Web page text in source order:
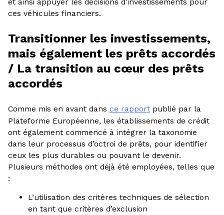
et ainsi appuyer les décisions d’investissements pour
ces véhicules financiers.
Transitionner les investissements,
mais également les prêts accordés
/ La transition au cœur des prêts
accordés
Comme mis en avant dans ce rapportpublié par la
Plateforme Européenne, les établissements de crédit
ont également commencé à intégrer la taxonomie
dans leur processus d’octroi de prêts, pour identifier
ceux les plus durables ou pouvant le devenir.
Plusieurs méthodes ont déjà été employées, telles que
:
L’utilisation des critères techniques de sélection
en tant que critères d’exclusion